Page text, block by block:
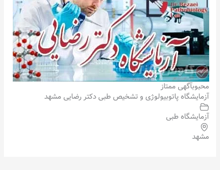
محبوبآگهی ممتاز
آزمایشگاه پاتوبیولوژی و تشخیص طبی دکتر رضایی مشهد
آزمایشگاه طبی
مشهد